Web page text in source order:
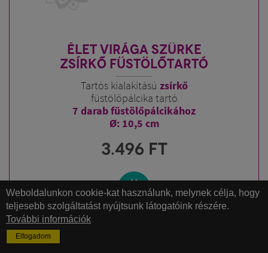
ÉLET VIRÁGA SZÜRKE
ZSÍRKŐ FÜSTÖLŐTARTÓ
Tartós kialakítású zsírkő
füstölőpálcika tartó
7 darab füstölőpálcikához
Ø: 10,5 cm
3.496 FT
Weboldalunkon cookie-kat használunk, melynek célja, hogy
teljesebb szolgáltatást nyújtsunk látogatóink részére.
További információk
Elfogadom